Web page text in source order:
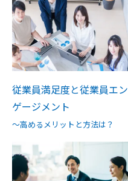
従業員満足度と従業員エン
ゲージメント
～高めるメリットと方法は？